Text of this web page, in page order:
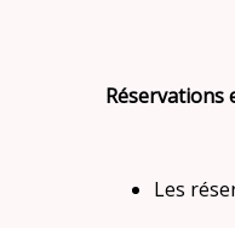
Réservations
Les